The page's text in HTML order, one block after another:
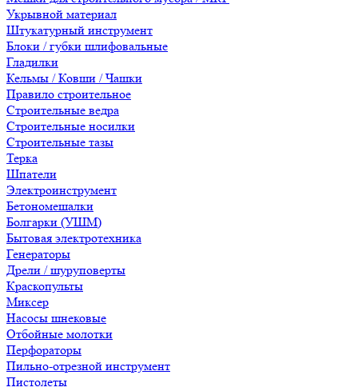
Укрывной материал
Штукатурный инструмент
Блоки / губки шлифовальные
Гладилки
Кельмы / Ковши / Чашки
Правило строительное
Строительные ведра
Строительные носилки
Строительные тазы
Терка
Шпатели
Электроинструмент
Бетономешалки
Болгарки (УШМ)
Бытовая электротехника
Генераторы
Дрели / шуруповерты
Краскопульты
Миксер
Насосы шнековые
Отбойные молотки
Перфораторы
Пильно-отрезной инструмент
Пистолеты